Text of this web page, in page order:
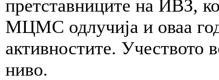
претставниците на ИВЗ,
МЦМС одлучија и оваа
активностите. Учеството
ниво.